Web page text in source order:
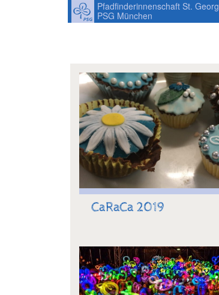
Pfadfinderinnenschaft St. Georg
PSG München
CaRaCa 2019